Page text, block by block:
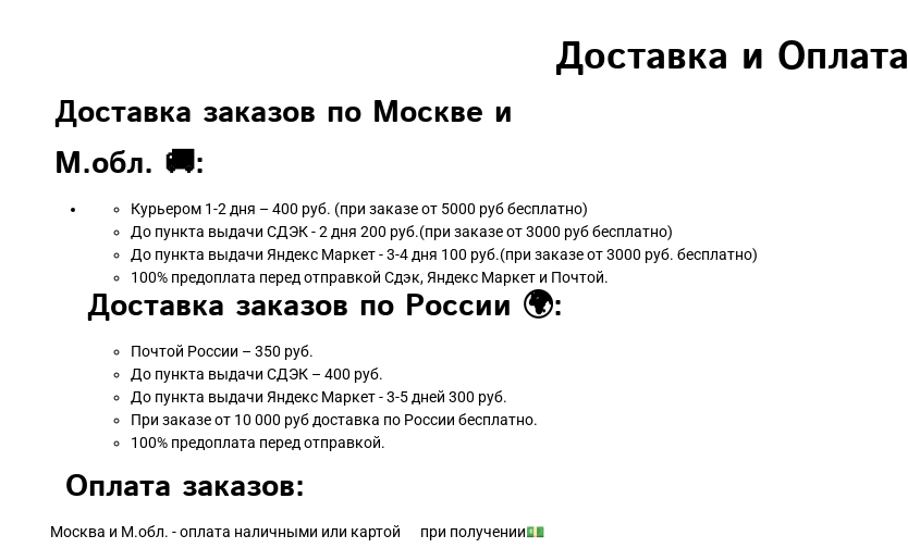
Доставка и Оплата
Доставка заказов по Москве и
М.обл. 🚚:
Курьером 1-2 дня – 400 руб. (при заказе от 5000 руб бесплатно)
До пункта выдачи СДЭК - 2 дня 200 руб.(при заказе от 3000 руб бесплатно)
До пункта выдачи Яндекс Маркет - 3-4 дня 100 руб.(при заказе от 3000 руб. бесплатно)
100% предоплата перед отправкой Сдэк, Яндекс Маркет и Почтой.
Доставка заказов по России 🌍:
Почтой России – 350 руб.
До пункта выдачи СДЭК – 400 руб.
До пункта выдачи Яндекс Маркет - 3-5 дней 300 руб.
При заказе от 10 000 руб доставка по России бесплатно.
100% предоплата перед отправкой.
Оплата заказов:
Москва и М.обл. - оплата наличными или картой при получении💵